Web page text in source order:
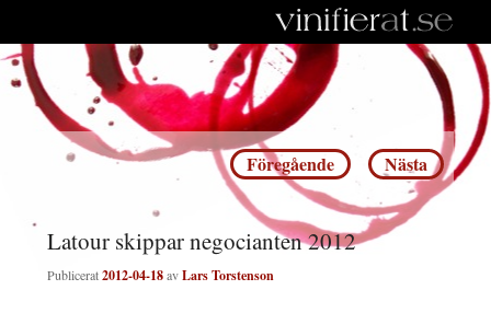
Inläggsnavigering
Föregående Nästa
Latour skippar negocianten 2012
Publicerat2012-04-18avLars Torstenson